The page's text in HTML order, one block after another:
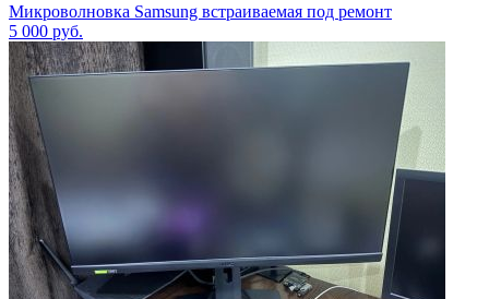
Микроволновка Samsung встраиваемая под ремонт
5 000 руб.